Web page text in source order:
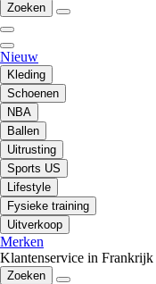
Zoeken
Nieuw
Kleding
Schoenen
NBA
Ballen
Uitrusting
Sports US
Lifestyle
Fysieke training
Uitverkoop
Merken
Klantenservice in Frankrijk
Zoeken